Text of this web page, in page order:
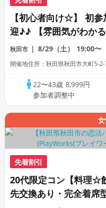
【初心者向け☆】 初
迎♪♪ 【雰囲気がわか
プレミアム街コン
秋田市 8/29（土） 19:00〜
開催地住所：秋田県秋田市大町5-
22〜43歳 8,999円
参加者調整中
先着割引
20代限定コン【料理☆
先交換あり・完全着席